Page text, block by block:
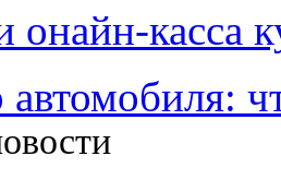
касса
автомобиля: